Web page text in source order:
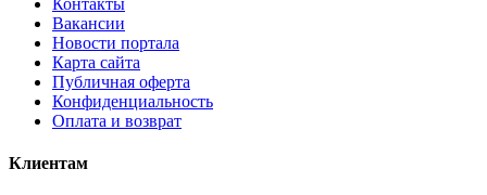
Контакты
Вакансии
Новости портала
Карта сайта
Публичная оферта
Конфиденциальность
Оплата и возврат
Клиентам